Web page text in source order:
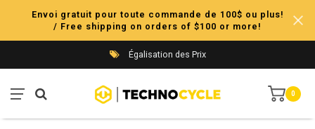
Envoi gratuit pour toute commande de 100$ ou plus!
/ Free shipping on orders of $100 or more!
Égalisation des Prix
0